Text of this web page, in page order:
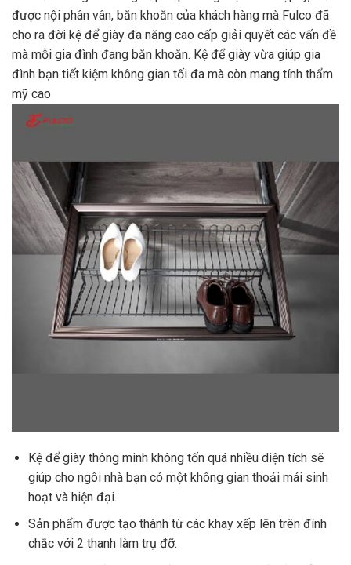
được nội phân vân, băn khoăn của khách hàng mà Fulco đã
cho ra đời kệ để giày đa năng cao cấp giải quyết các vấn đề
mà mỗi gia đình đang băn khoăn. Kệ để giày vừa giúp gia
đình bạn tiết kiệm không gian tối đa mà còn mang tính thẩm
mỹ cao
Kệ để giày thông minh không tốn quá nhiều diện tích sẽ
giúp cho ngôi nhà bạn có một không gian thoải mái sinh
hoạt và hiện đại.
Sản phẩm được tạo thành từ các khay xếp lên trên đính
chắc với 2 thanh làm trụ đỡ.